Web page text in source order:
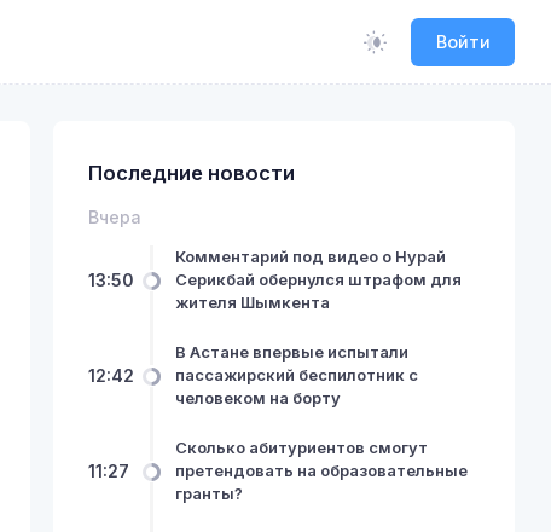
Войти
Последние новости
Вчера
13:50
Комментарий под видео о Нурай
Серикбай обернулся штрафом для
жителя Шымкента
12:42
В Астане впервые испытали
пассажирский беспилотник с
человеком на борту
11:27
Сколько абитуриентов смогут
претендовать на образовательные
гранты?